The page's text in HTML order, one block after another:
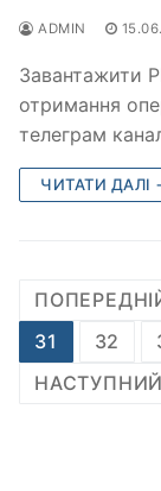
ADMIN
Завантажити
отримання
телеграм
ЧИТАТИ ДАЛІ
Пагінація
записів
31
32
НАСТУПНИЙ